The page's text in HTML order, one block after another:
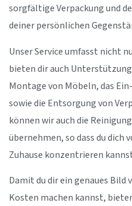
sorgfältige Verpackung und
deiner persönlichen
Unser Service umfasst nicht
bieten dir auch
Montage von Möbeln, das
sowie die Entsorgung von
können wir auch die
übernehmen, so dass du dich
Zuhause konzentrieren
Damit du dir ein genaues Bild
Kosten machen kannst,